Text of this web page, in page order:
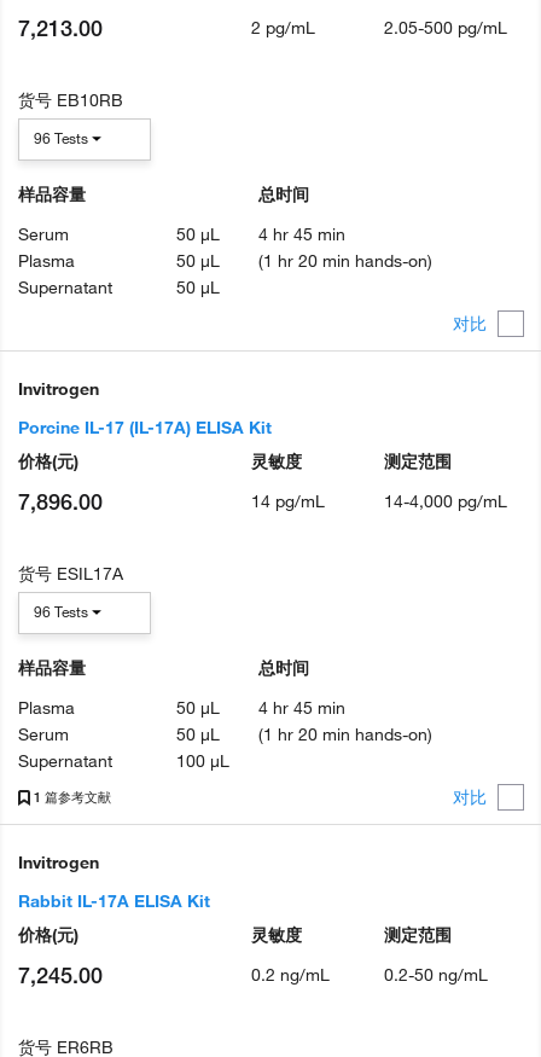
对比
2 pg/mL
2.05-500 pg/mL
样品容量
Serum
50 µL
Plasma
50 µL
Supernatant
50 µL
总时间
4 hr 45 min
(1 hr 20 min hands-on)
7,213.00
货号 EB10RB
96 Tests
Invitrogen
对比
Porcine IL-17 (IL-17A) ELISA Kit
1 篇参考文献
灵敏度
14 pg/mL
测定范围
14-4,000 pg/mL
样品容量
Plasma
50 µL
Serum
50 µL
Supernatant
100 µL
总时间
4 hr 45 min
(1 hr 20 min hands-on)
价格(元)
7,896.00
货号 ESIL17A
96 Tests
Invitrogen
Rabbit IL-17A ELISA Kit
灵敏度
0.2 ng/mL
测定范围
0.2-50 ng/mL
价格(元)
7,245.00
货号 ER6RB